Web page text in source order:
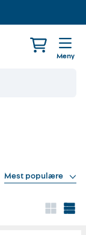
Meny
Mest populære